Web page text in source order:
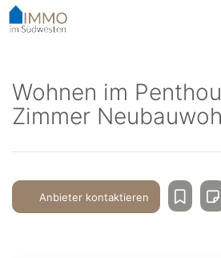
Accessibility-
Modus
zum
Inhalt
Wohnen im
Zimmer
Anbieter kontaktieren